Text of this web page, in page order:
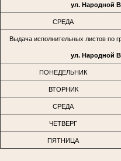
ул. Народной
СРЕДА
Выдача исполнительных листов по
ул. Народной
ПОНЕДЕЛЬНИК
ВТОРНИК
СРЕДА
ЧЕТВЕРГ
ПЯТНИЦА